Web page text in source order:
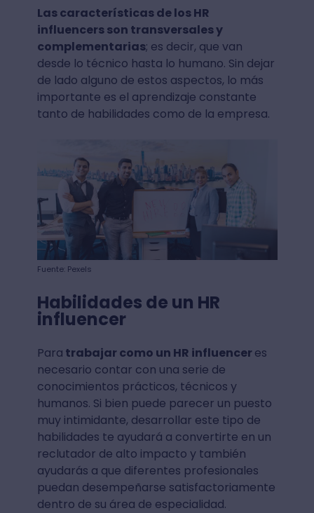
Las características de los HR
influencers son transversales y
complementarias; es decir, que van
desde lo técnico hasta lo humano. Sin dejar
de lado alguno de estos aspectos, lo más
importante es el aprendizaje constante
tanto de habilidades como de la empresa.
Fuente: Pexels
Habilidades de un HR
influencer
Para trabajar como un HR influencer es
necesario contar con una serie de
conocimientos prácticos, técnicos y
humanos. Si bien puede parecer un puesto
muy intimidante, desarrollar este tipo de
habilidades te ayudará a convertirte en un
reclutador de alto impacto y también
ayudarás a que diferentes profesionales
puedan desempeñarse satisfactoriamente
dentro de su área de especialidad.